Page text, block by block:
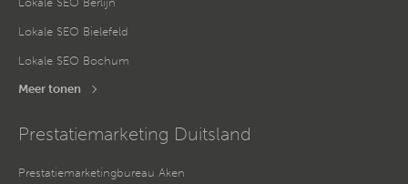
Lokale SEO Bielefeld
Lokale SEO Bochum
Meer tonen
Prestatiemarketing Duitsland
Prestatiemarketingbureau Aken